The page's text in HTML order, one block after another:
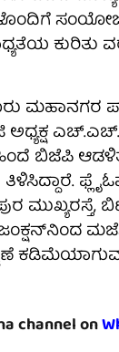
ಕುರಿತು
ಮಹಾನಗರ
ಬಿಜೆಪಿ
ತಿಳಿಸಿದ್ದಾರೆ.
ಮುಖ್ಯರಸ್ತೆ,
ಕಡಿಮೆಯಾಗುವ
channel on